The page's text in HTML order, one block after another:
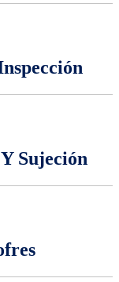
Sujeción